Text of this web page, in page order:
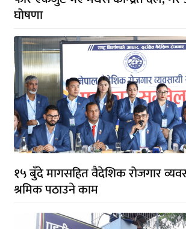
घोषणा
१५ बुँदे मागसहित वैदेशिक रोजगार
श्रमिक पठाउने काम